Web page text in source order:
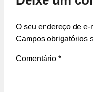
O seu endereço de
Campos obrigatórios
Comentário *